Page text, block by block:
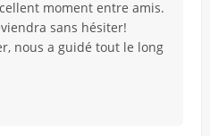
moment entre amis.
sans hésiter!
nous a guidé tout le long